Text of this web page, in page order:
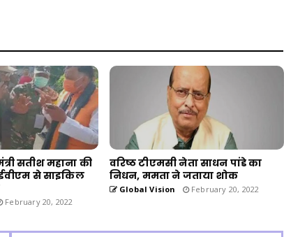
सतीश महाना की
से साइकिल
February 20, 2022
वरिष्ठ टीएमसी नेता साधन पांडे का
निधन, ममता ने जताया शोक
Global Vision February 20, 2022